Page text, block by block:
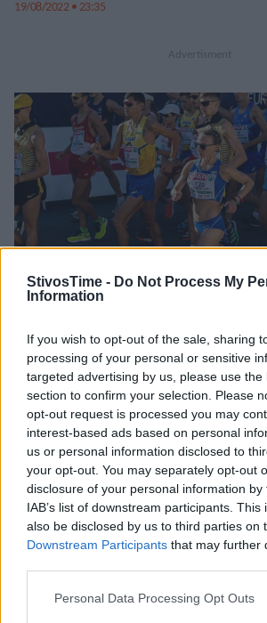
StivosTime - Do Not Process My
Information
If you wish to opt-out of the sale, sharing
processing of your personal or sensitive
targeted advertising by us, please use the
section to confirm your selection. Please
opt-out request is processed you may
interest-based ads based on personal
us or personal information disclosed to
your opt-out. You may separately opt-out
disclosure of your personal information
IAB’s list of downstream participants.
also be disclosed by us to third parties on
Downstream Participants that may further
Personal Data Processing Opt Outs
19/08/2022 • 23:35
Ευρωπαϊκό Πρωτάθλημα 2022: Το
ημέρας
Στο πρόγραμμα της 6ης ημέρας
στα 20χλμ. βάδην, το επί κοντώ και τα
και στα 20χλμ. βάδην, τα 800μ., τον
τα 3.000μ. στιπλ στις γυναίκες.
19/08/2022 • 23:30